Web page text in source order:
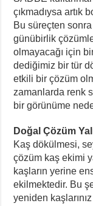
çıkmadıysa artık
Bu süreçten
günübirlik
olmayacağı için
dediğimiz bir tür
etkili bir çözüm
zamanlarda renk
bir görünüme
Doğal Çözüm
Kaş dökülmesi,
çözüm kaş ekimi
kaşların yerine
ekilmektedir. Bu
yeniden